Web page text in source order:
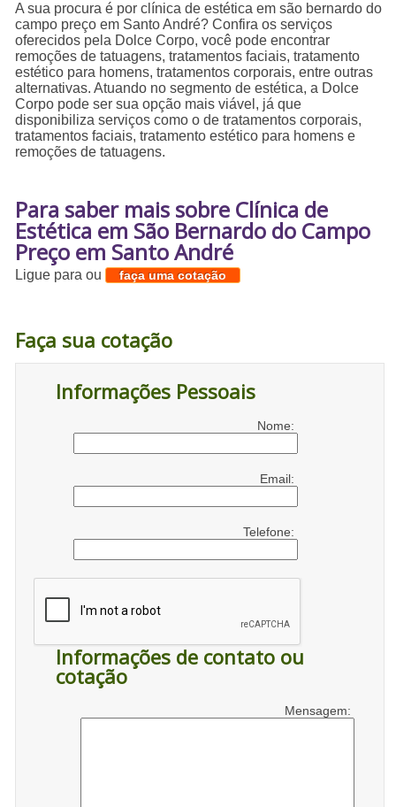
A sua procura é por clínica de estética em são bernardo do
campo preço em Santo André? Confira os serviços
oferecidos pela Dolce Corpo, você pode encontrar
remoções de tatuagens, tratamentos faciais, tratamento
estético para homens, tratamentos corporais, entre outras
alternativas. Atuando no segmento de estética, a Dolce
Corpo pode ser sua opção mais viável, já que
disponibiliza serviços como o de tratamentos corporais,
tratamentos faciais, tratamento estético para homens e
remoções de tatuagens.
Para saber mais sobre Clínica de
Estética em São Bernardo do Campo
Preço em Santo André
Ligue paraou faça uma cotação
Faça sua cotação
Informações Pessoais
Nome:
Email:
Telefone:
Informações de contato ou
cotação
Mensagem: